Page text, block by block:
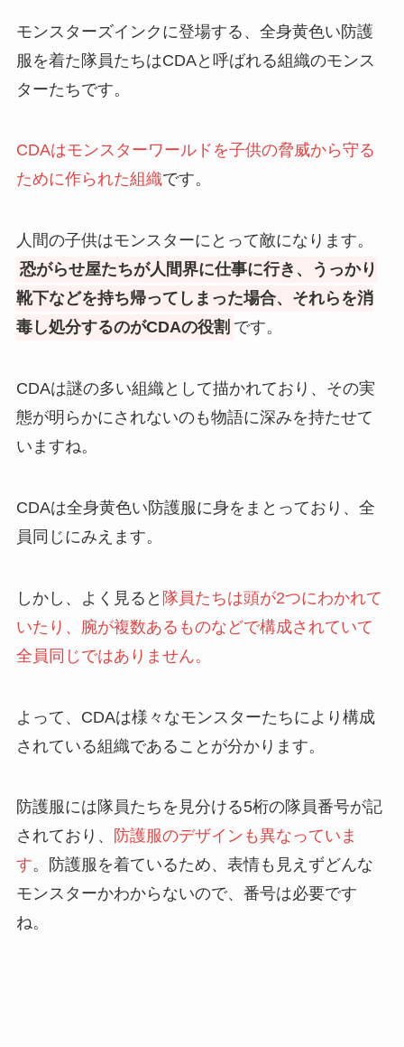
モンスターズインクに登場する、全身黄色い防護
服を着た隊員たちはCDAと呼ばれる組織のモンス
ターたちです。
CDAはモンスターワールドを子供の脅威から守る
ために作られた組織です。
人間の子供はモンスターにとって敵になります。
恐がらせ屋たちが人間界に仕事に行き、うっかり
靴下などを持ち帰ってしまった場合、それらを消
毒し処分するのがCDAの役割 です。
CDAは謎の多い組織として描かれており、その実
態が明らかにされないのも物語に深みを持たせて
いますね。
CDAは全身黄色い防護服に身をまとっており、全
員同じにみえます。
しかし、よく見ると 隊員たちは頭が2つにわかれて
いたり、腕が複数あるものなどで構成されていて
全員同じではありません。
よって、CDAは様々なモンスターたちにより構成
されている組織であることが分かります。
防護服には隊員たちを見分ける5桁の隊員番号が記
されており、
防護服のデザインも異なっていま
す。防護服を着ているため、表情も見えずどんな
モンスターかわからないので、番号は必要です
ね。